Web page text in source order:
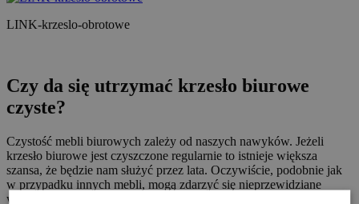
LINK-krzeslo-obrotowe
Czy da się utrzymać krzesło biurowe
czyste?
Czystość mebli biurowych zależy od naszych nawyków. Jeżeli
krzesło biurowe jest czyszczone regularnie to istnieje większa
szansa, że będzie nam służyć przez lata. Oczywiście, podobnie jak
w przypadku innych mebli, mogą zdarzyć się nieprzewidziane
wypadki, w których z pewnością wesprą nas profesjonaliści,